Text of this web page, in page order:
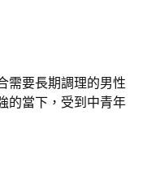
需要長期調理的男性
的當下，受到中青年